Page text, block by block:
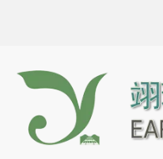
罗汉果苷 Iie HPLC>98% 中药
标准品 对照品